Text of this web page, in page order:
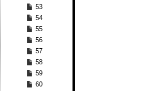
53
54
55
56
57
58
59
60